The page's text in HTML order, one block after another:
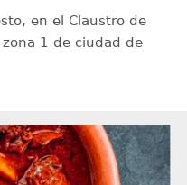
en el Claustro de
1 de ciudad de